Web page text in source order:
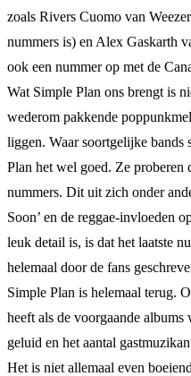
zoals Rivers Cuomo van
nummers is) en Alex Gaskarth
ook een nummer op met de
Wat Simple Plan ons brengt is
wederom pakkende
liggen. Waar soortgelijke bands
Plan het wel goed. Ze proberen
nummers. Dit uit zich onder
Soon’ en de reggae-invloeden
leuk detail is, is dat het laatste
helemaal door de fans
Simple Plan is helemaal terug.
heeft als de voorgaande
geluid en het aantal
Het is niet allemaal even